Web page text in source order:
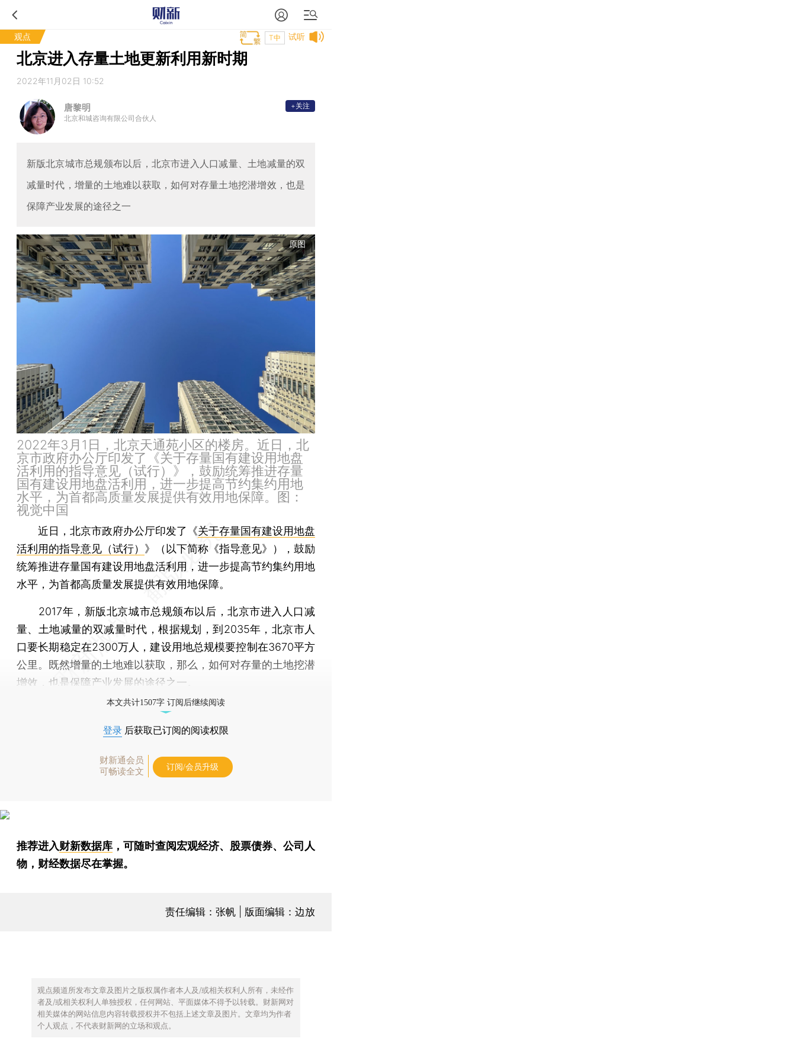
观点 试听
T中
北京进入存量土地更新利用新时期
2022年11月02日 10:52
唐黎明
北京和城咨询有限公司合伙人
+关注
新版北京城市总规颁布以后，北京市进入人口减量、土地减量的双
减量时代，增量的土地难以获取，如何对存量土地挖潜增效，也是
保障产业发展的途径之一
原图
2022年3月1日，北京天通苑小区的楼房。近日，北
京市政府办公厅印发了《关于存量国有建设用地盘
活利用的指导意见（试行）》，鼓励统筹推进存量
国有建设用地盘活利用，进一步提高节约集约用地
水平，为首都高质量发展提供有效用地保障。图：
视觉中国
近日，北京市政府办公厅印发了《关于存量国有建设用地盘
活利用的指导意见（试行） 》（以下简称《指导意见》），鼓励
统筹推进存量国有建设用地盘活利用，进一步提高节约集约用地
水平，为首都高质量发展提供有效用地保障。
2017年，新版北京城市总规颁布以后，北京市进入人口减
量、土地减量的双减量时代，根据规划，到2035年，北京市人
口要长期稳定在2300万人，建设用地总规模要控制在3670平方
公里。既然增量的土地难以获取，那么，如何对存量的土地挖潜
增效，也是保障产业发展的途径之一。
本文共计1507字 订阅后继续阅读
登录 后获取已订阅的阅读权限
财新通会员
可畅读全文
订阅/会员升级
推荐进入财新数据库 ，可随时查阅宏观经济、股票债券、公司人
物，财经数据尽在掌握。
责任编辑：张帆 | 版面编辑：边放
观点频道所发布文章及图片之版权属作者本人及/或相关权利人所有，未经作
者及/或相关权利人单独授权，任何网站、平面媒体不得予以转载。财新网对
相关媒体的网站信息内容转载授权并不包括上述文章及图片。文章均为作者
个人观点，不代表财新网的立场和观点。